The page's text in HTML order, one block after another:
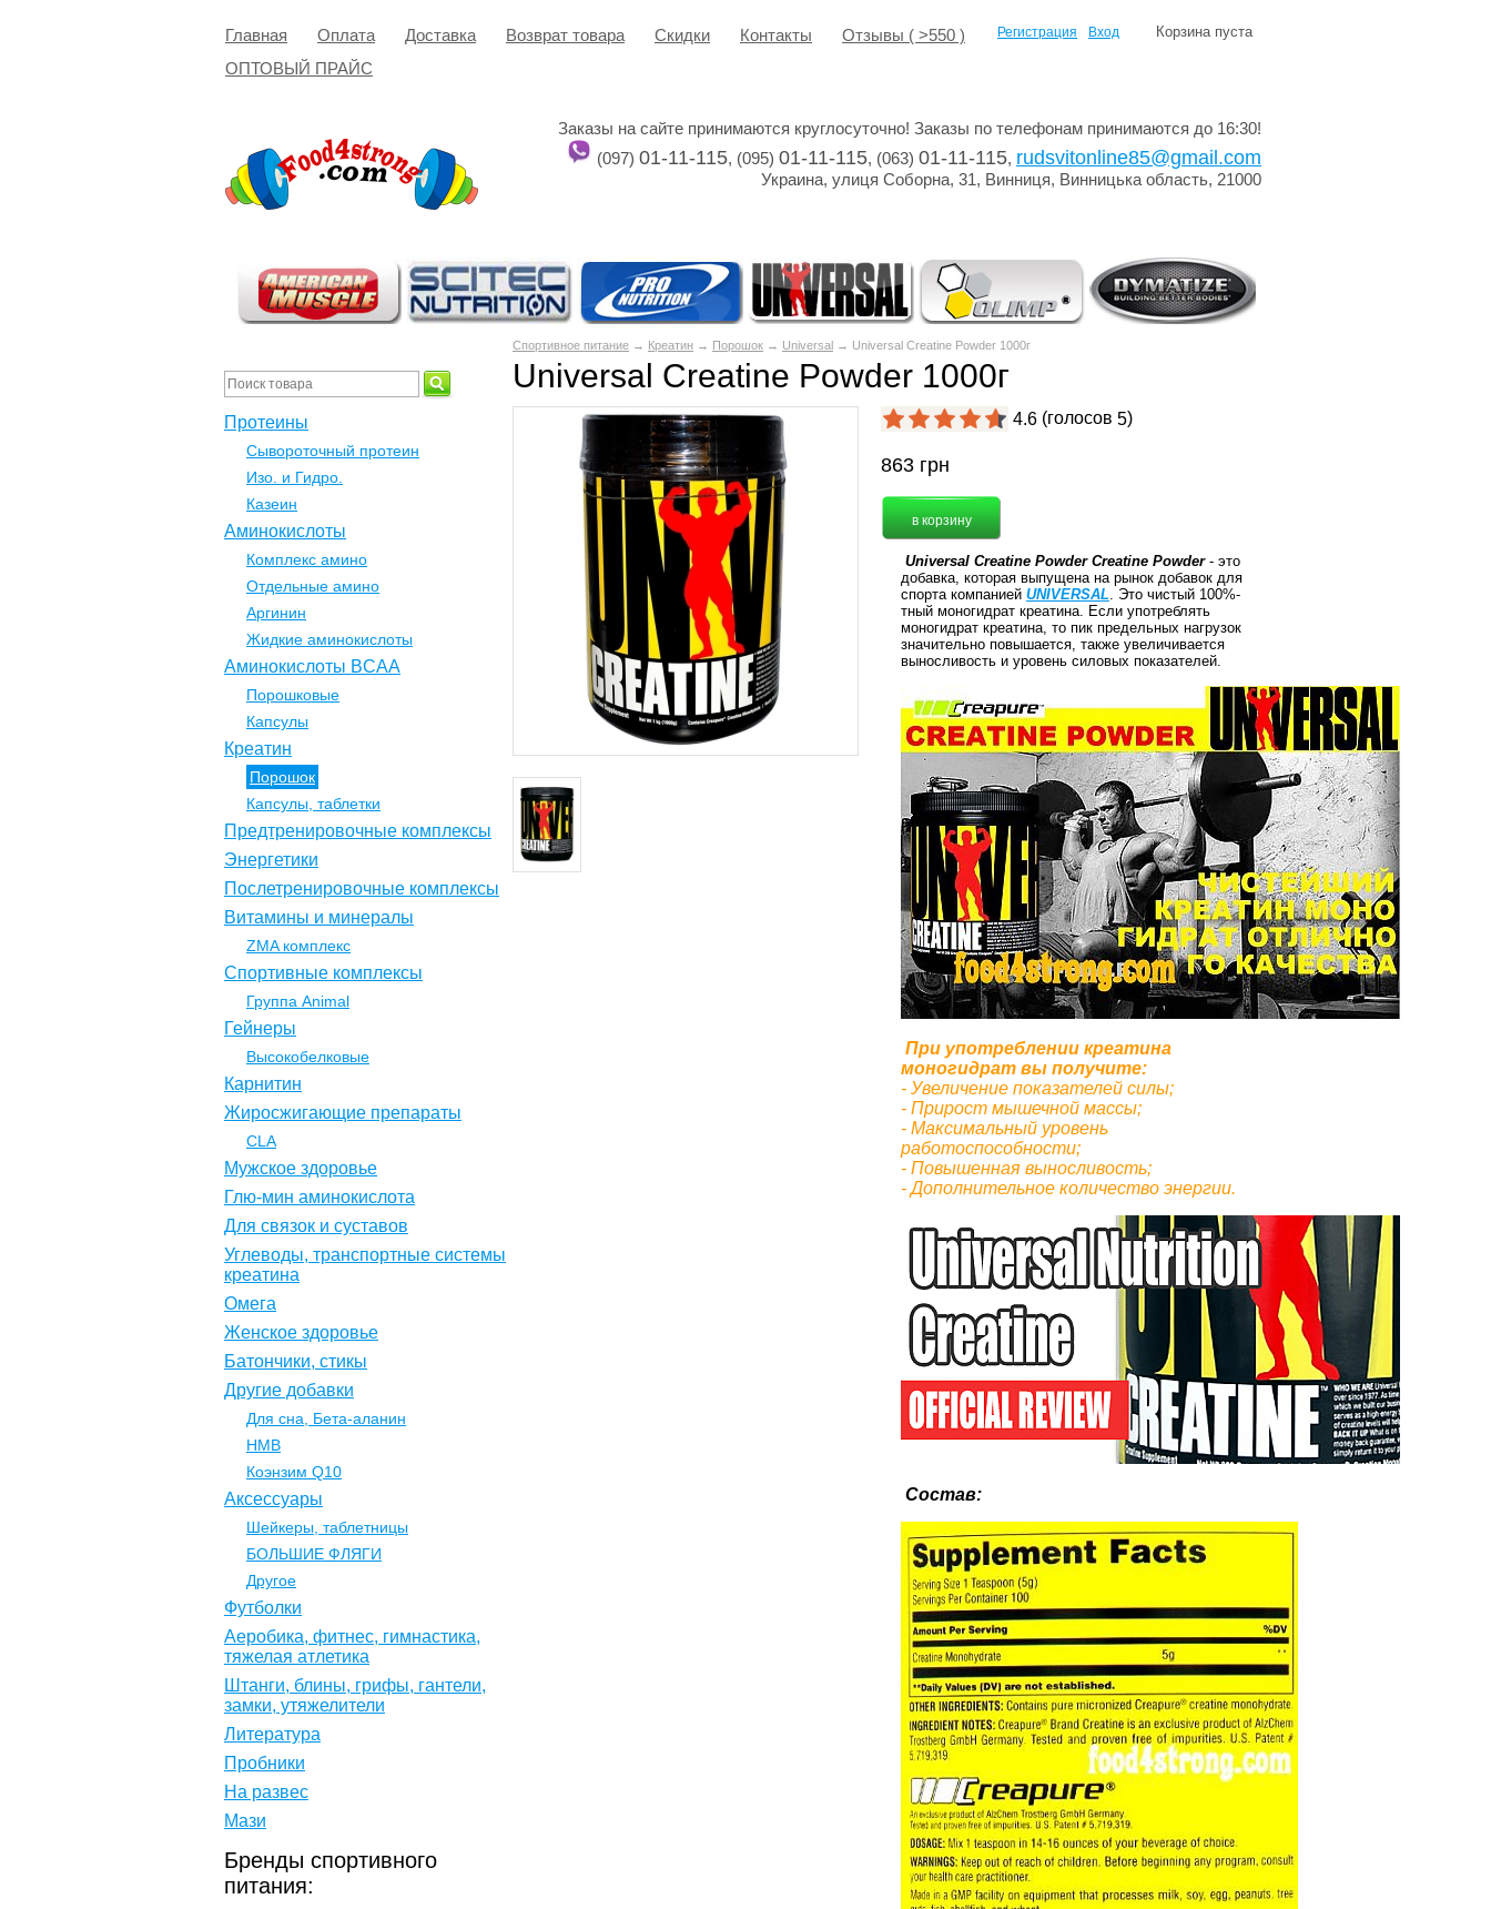
Главная Оплата Доставка Возврат товара Cкидки Контакты
Отзывы ( >550 )
ОПТОВЫЙ ПРАЙС
Корзина пуста
Регистрация Вход
Заказы на сайте принимаются круглосуточно! Заказы по телефонам принимаются до 16:30!
(097) 01-11-115, (095) 01-11-115, (063) 01-11-115, rudsvitonline85@gmail.com
Украина, улиця Соборна, 31, Винниця, Винницька область, 21000
Спортивное питание → Креатин → Порошок → Universal → Universal Creatine Powder 1000г
Universal Creatine Powder 1000г
4.6 (голосов 5)
863 грн
Universal Creatine Powder Creatine Powder- это
добавка, которая выпущена на рынок добавок для
спорта компанией UNIVERSAL. Это чистый 100%-
тный моногидрат креатина. Если употреблять
моногидрат креатина, то пик предельных нагрузок
значительно повышается, также увеличивается
выносливость и уровень силовых показателей.
При употреблении креатина
моногидрат вы получите:
- Увеличение показателей силы;
- Прирост мышечной массы;
- Максимальный уровень
работоспособности;
- Повышенная выносливость;
- Дополнительное количество энергии.
Состав:
Протеины
Сывороточный протеин
Изо. и Гидро.
Казеин
Аминокислоты
Комплекс амино
Отдельные амино
Аргинин
Жидкие аминокислоты
Аминокислоты BCAA
Порошковые
Капсулы
Креатин
Порошок
Капсулы, таблетки
Предтренировочные комплексы
Энергетики
Послетренировочные комплексы
Витамины и минералы
ZMA комплекс
Спортивные комплексы
Группа Animal
Гейнеры
Высокобелковые
Карнитин
Жиросжигающие препараты
CLA
Мужское здоровье
Глю-мин аминокислота
Для связок и суставов
Углеводы, транспортные системы
креатина
Омега
Женское здоровье
Батончики, стикы
Другие добавки
Для сна, Бета-аланин
НМВ
Коэнзим Q10
Аксессуары
Шейкеры, таблетницы
БОЛЬШИЕ ФЛЯГИ
Другое
Футболки
Аеробика, фитнес, гимнастика,
тяжелая атлетика
Штанги, блины, грифы, гантели,
замки, утяжелители
Литература
Пробники
На развес
Мази
Бренды спортивного
питания: